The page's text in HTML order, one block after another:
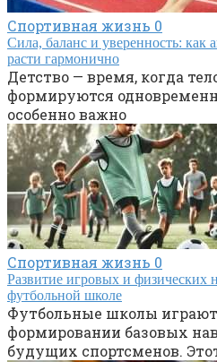
Спортивная жизнь 0
Сила, баланс и уверенность: как
расти гармонично
Детство — время, когда
формируются
особенно важно
Спортивная жизнь 0
Развитие игровых и физических
футбольной школе
Футбольные школы
формировании базовых
будущих спортсменов.